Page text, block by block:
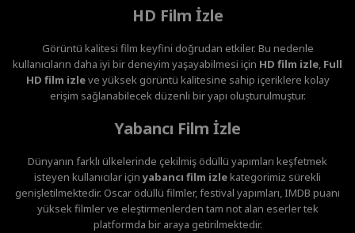
HD Film İzle
Görüntü kalitesi film keyfini doğrudan etkiler. Bu nedenle
kullanıcıların daha iyi bir deneyim yaşayabilmesi için HD film izle, Full
HD film izleve yüksek görüntü kalitesine sahip içeriklere kolay
erişim sağlanabilecek düzenli bir yapı oluşturulmuştur.
Yabancı Film İzle
Dünyanın farklı ülkelerinde çekilmiş ödüllü yapımları keşfetmek
isteyen kullanıcılar içinyabancı film izlekategorimiz sürekli
genişletilmektedir. Oscar ödüllü filmler, festival yapımları, IMDB puanı
yüksek filmler ve eleştirmenlerden tam not alan eserler tek
platformda bir araya getirilmektedir.